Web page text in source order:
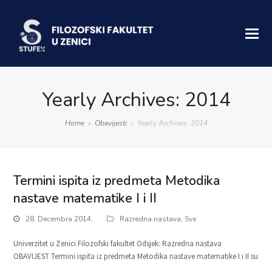
Yearly Archives: 2014
Home » Obavijesti » Yearly Archives: 2014
Termini ispita iz predmeta Metodika
nastave matematike I i II
28. Decembra 2014. Razredna nastava, Sve
Univerzitet u Zenici Filozofski fakultet Odsjek: Razredna nastava
OBAVIJEST Termini ispita iz predmeta Metodika nastave matematike I i II su